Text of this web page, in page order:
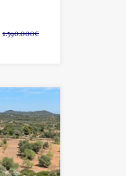
1.590.000€